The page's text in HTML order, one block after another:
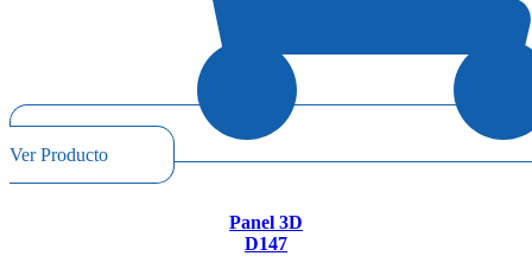
Ver Producto
Panel 3D
D147